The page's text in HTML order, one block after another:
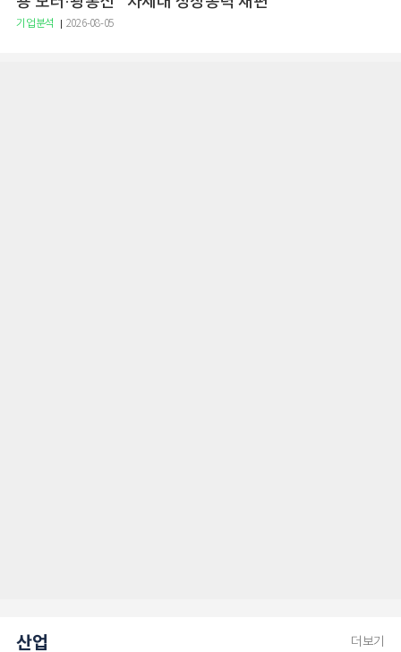
기업분석 2026-08-05
산업 더보기